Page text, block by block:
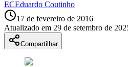
ECEduardo Coutinho
17 de fevereiro de 2016
Atualizado em 29 de setembro de
Compartilhar